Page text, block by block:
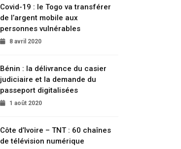
Covid-19 : le Togo va transférer
de l’argent mobile aux
personnes vulnérables
8 avril 2020
Bénin : la délivrance du casier
judiciaire et la demande du
passeport digitalisées
1 août 2020
Côte d’Ivoire – TNT : 60 chaînes
de télévision numérique